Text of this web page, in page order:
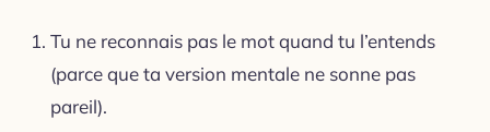
Tu ne reconnais pas le mot quand tu l’entends
(parce que ta version mentale ne sonne pas
pareil).